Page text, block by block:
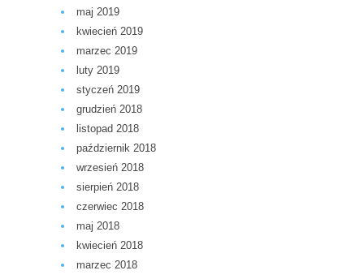
maj 2019
kwiecień 2019
marzec 2019
luty 2019
styczeń 2019
grudzień 2018
listopad 2018
październik 2018
wrzesień 2018
sierpień 2018
czerwiec 2018
maj 2018
kwiecień 2018
marzec 2018